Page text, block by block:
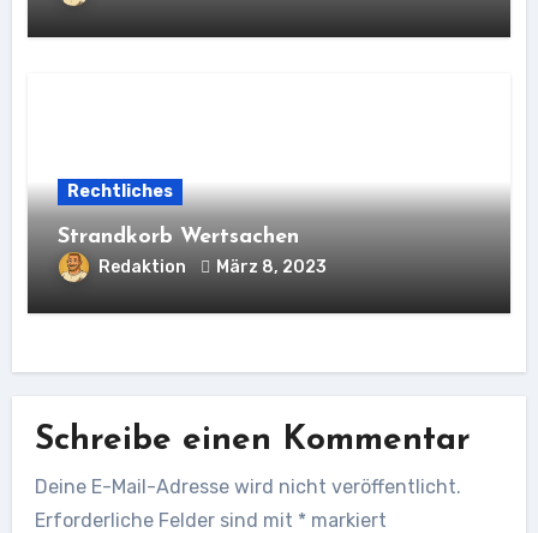
Rechtliches
Strandkorb Wertsachen
Redaktion März 8, 2023
Schreibe einen Kommentar
Deine E-Mail-Adresse wird nicht veröffentlicht.
Erforderliche Felder sind mit * markiert